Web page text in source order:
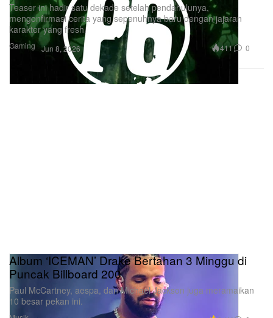
Gaming
Teaser ini hadir satu dekade setelah pendahulunya,
mengonfirmasi cerita yang sepenuhnya baru dengan jajaran
karakter yang fresh.
Jun 8, 2026 411 0
Album ‘ICEMAN’ Drake Bertahan 3 Minggu di
Puncak Billboard 200
Paul McCartney, aespa, dan Michael Jackson juga meramaikan
10 besar pekan ini.